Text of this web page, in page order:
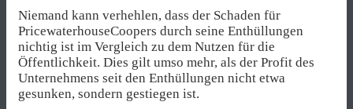
Niemand kann verhehlen, dass der Schaden für
PricewaterhouseCoopers durch seine Enthüllungen
nichtig ist im Vergleich zu dem Nutzen für die
Öffentlichkeit. Dies gilt umso mehr, als der Profit des
Unternehmens seit den Enthüllungen nicht etwa
gesunken, sondern gestiegen ist.